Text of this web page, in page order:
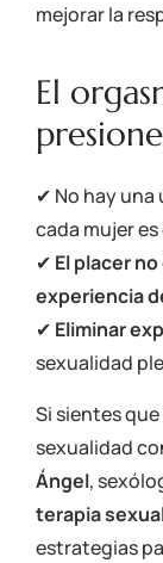
mejorar la
El
✔ No hay una
cada mujer
✔ El placer
experiencia
✔ Eliminar
sexualidad
Si sientes
sexualidad
Ángel,
terapia
estrategias